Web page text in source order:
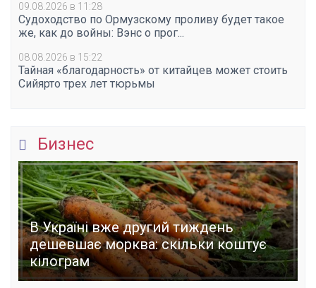
09.08.2026 в 11:28
Судоходство по Ормузскому проливу будет такое
же, как до войны: Вэнс о прог...
08.08.2026 в 15:22
Тайная «благодарность» от китайцев может стоить
Сийярто трех лет тюрьмы
Бизнес
В Україні вже другий тиждень
дешевшає морква: скільки коштує
кілограм